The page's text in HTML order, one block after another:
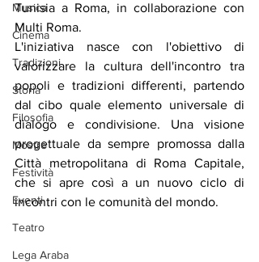
Musica
Cinema
Tradizioni
Storia
Filosofia
Mostre
Festività
Eventi
Teatro
Lega Araba
Tunisia a Roma, in collaborazione con
Multi Roma.
L'iniziativa nasce con l'obiettivo di
valorizzare la cultura dell'incontro tra
popoli e tradizioni differenti, partendo
dal cibo quale elemento universale di
dialogo e condivisione. Una visione
progettuale da sempre promossa dalla
Città metropolitana di Roma Capitale,
che si apre così a un nuovo ciclo di
incontri con le comunità del mondo.